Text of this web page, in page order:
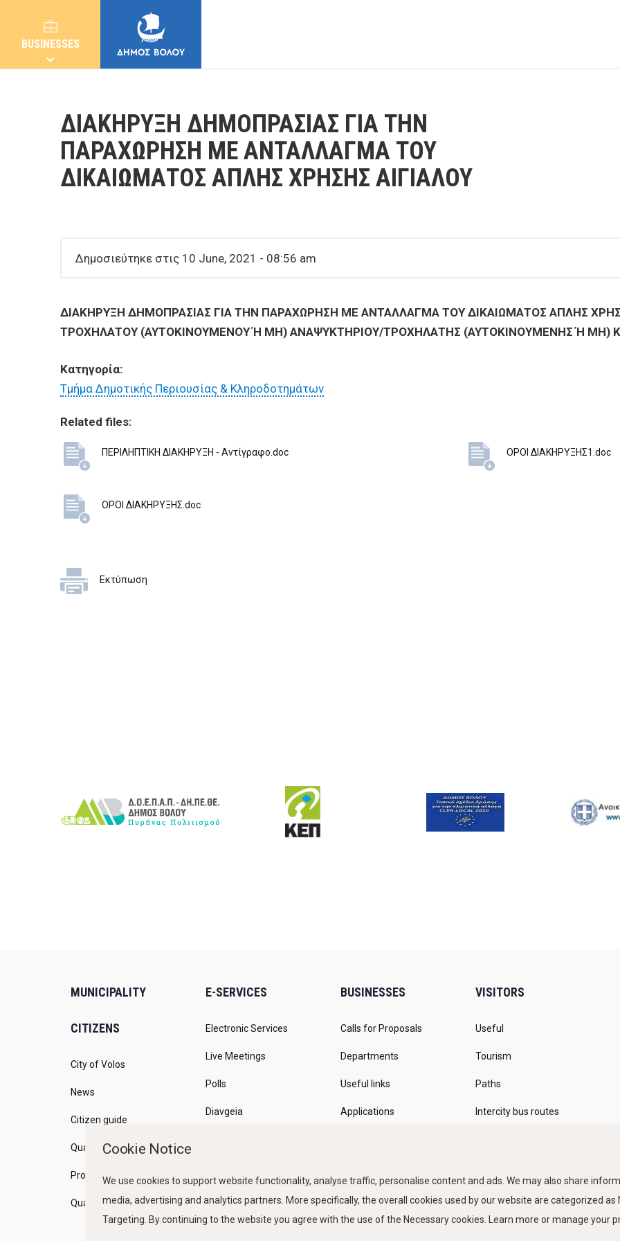
BUSINESSES
MUNICIPALITY
BUSINESSES
ΔΙΑΚΗΡΥΞΗ ΔΗΜΟΠΡΑΣΙΑΣ ΓΙΑ ΤΗΝ
ΠΑΡΑΧΩΡΗΣΗ ΜΕ ΑΝΤΑΛΛΑΓΜΑ ΤΟΥ
ΔΙΚΑΙΩΜΑΤΟΣ ΑΠΛΗΣ ΧΡΗΣΗΣ ΑΙΓΙΑΛΟΥ
Δημοσιεύτηκε στις 10 June, 2021 - 08:56 am
ΔΙΑΚΗΡΥΞΗ ΔΗΜΟΠΡΑΣΙΑΣ ΓΙΑ ΤΗΝ ΠΑΡΑΧΩΡΗΣΗ ΜΕ ΑΝΤΑΛΛΑΓΜΑ ΤΟΥ ΔΙΚΑΙΩΜΑΤΟΣ ΑΠΛΗΣ
ΤΡΟΧΗΛΑΤΟΥ (ΑΥΤΟΚΙΝΟΥΜΕΝΟΥ Ή ΜΗ) ΑΝΑΨΥΚΤΗΡΙΟΥ/ΤΡΟΧΗΛΑΤΗΣ (ΑΥΤΟΚΙΝΟΥΜΕΝΗΣ Ή ΜΗ)
Κατηγορία:
Τμήμα Δημοτικής Περιουσίας & Κληροδοτημάτων
Related files:
ΠΕΡΙΛΗΠΤΙΚΗ ΔΙΑΚΗΡΥΞΗ - Αντίγραφο.doc ΟΡΟΙ ΔΙΑΚΗΡΥΞΗΣ1.doc
ΟΡΟΙ ΔΙΑΚΗΡΥΞΗΣ.doc
Εκτύπωση
MUNICIPALITY
CITIZENS
City of Volos
News
Citizen guide
Quality of life
Programs
Quality Policy
E-SERVICES
Electronic Services
Live Meetings
Polls
Diavgeia
BUSINESSES
Calls for Proposals
Departments
Useful links
Applications
VISITORS
Useful
Tourism
Paths
Intercity bus routes
Cookie Notice
We use cookies to support website functionality, analyse traffic, personalise content and ads. We may also share
media, advertising and analytics partners. More specifically, the overall cookies used by our website are categorized as
Targeting. By continuing to the website you agree with the use of the Necessary cookies. Learn more or manage your